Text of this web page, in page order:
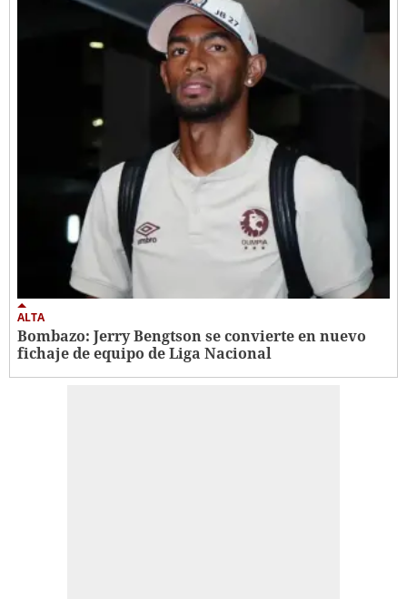
ALTA
Bombazo: Jerry Bengtson se convierte en nuevo
fichaje de equipo de Liga Nacional